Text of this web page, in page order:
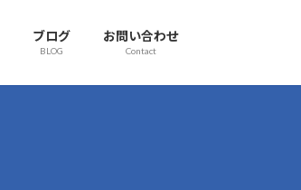
ブログ
BLOG
お問い合わせ
Contact